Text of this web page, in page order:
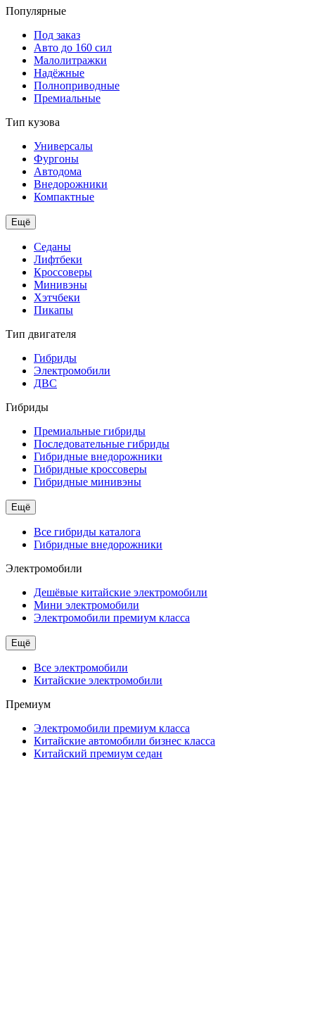
Популярные
Под заказ
Авто до 160 сил
Малолитражки
Надёжные
Полноприводные
Премиальные
Тип кузова
Универсалы
Фургоны
Автодома
Внедорожники
Компактные
Ещё
Седаны
Лифтбеки
Кроссоверы
Минивэны
Хэтчбеки
Пикапы
Тип двигателя
Гибриды
Электромобили
ДВС
Гибриды
Премиальные гибриды
Последовательные гибриды
Гибридные внедорожники
Гибридные кроссоверы
Гибридные минивэны
Ещё
Все гибриды каталога
Гибридные внедорожники
Электромобили
Дешёвые китайские электромобили
Мини электромобили
Электромобили премиум класса
Ещё
Все электромобили
Китайские электромобили
Премиум
Электромобили премиум класса
Китайские автомобили бизнес класса
Китайский премиум седан